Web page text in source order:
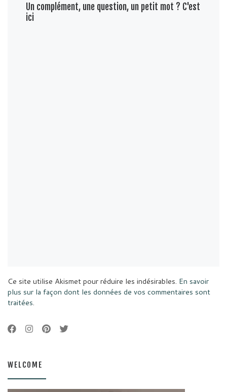
Un complément, une question, un petit mot ? C'est
ici
Ce site utilise Akismet pour réduire les indésirables. En savoir
plus sur la façon dont les données de vos commentaires sont
traitées.
WELCOME